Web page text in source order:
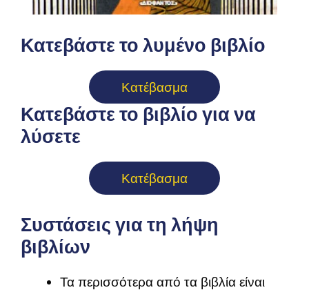
Κατεβάστε το λυμένο βιβλίο
Κατέβασμα
Κατεβάστε το βιβλίο για να
λύσετε
Κατέβασμα
Συστάσεις για τη λήψη
βιβλίων
Τα περισσότερα από τα βιβλία είναι